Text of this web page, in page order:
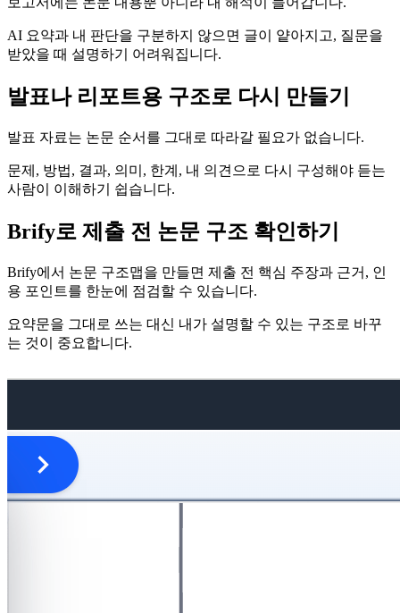
AI 요약과 내 판단을 구분하지 않으면 글이 얕아지고, 질문을
받았을 때 설명하기 어려워집니다.
발표나 리포트용 구조로 다시 만들기
발표 자료는 논문 순서를 그대로 따라갈 필요가 없습니다.
문제, 방법, 결과, 의미, 한계, 내 의견으로 다시 구성해야 듣는
사람이 이해하기 쉽습니다.
Brify로 제출 전 논문 구조 확인하기
Brify에서 논문 구조맵을 만들면 제출 전 핵심 주장과 근거, 인
용 포인트를 한눈에 점검할 수 있습니다.
요약문을 그대로 쓰는 대신 내가 설명할 수 있는 구조로 바꾸
는 것이 중요합니다.